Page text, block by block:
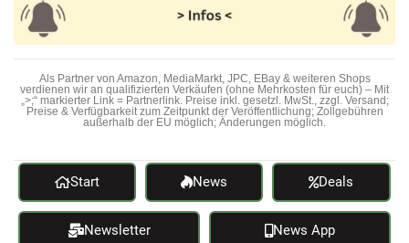
Als Partner von Amazon, MediaMarkt, JPC, EBay & weiteren Shops
verdienen wir an qualifizierten Verkäufen (ohne Mehrkosten für euch) – Mit
„>;“ markierter Link = Partnerlink. Preise inkl. gesetzl. MwSt., zzgl. Versand;
Preise & Verfügbarkeit zum Zeitpunkt der Veröffentlichung; Zollgebühren
außerhalb der EU möglich; Änderungen möglich.
Start News Deals
Newsletter News App